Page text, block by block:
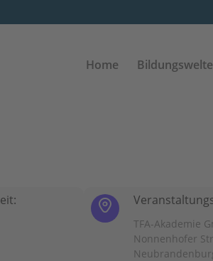
Home
TFA-Akademie
Nonnenhofer